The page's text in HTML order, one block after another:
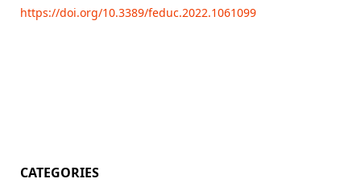
https://doi.org/10.3389/feduc.2022.1061099
CATEGORIES